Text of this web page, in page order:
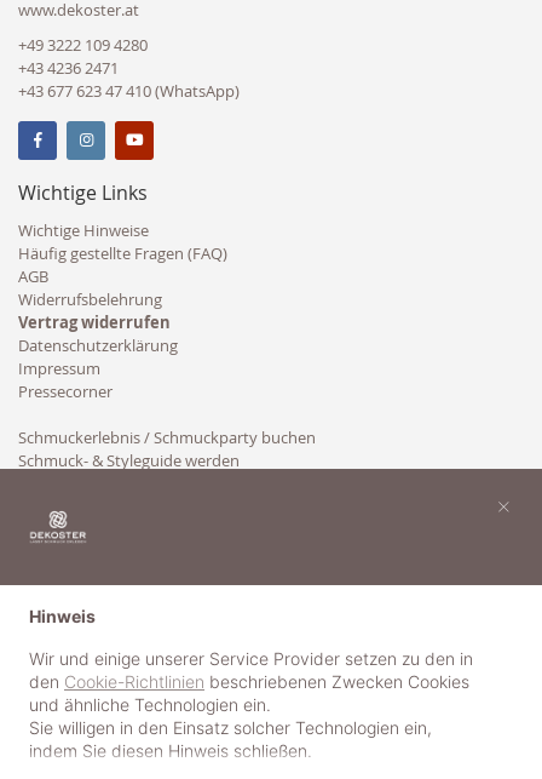
www.dekoster.at
+49 3222 109 4280
+43 4236 2471
+43 677 623 47 410 (WhatsApp)
Wichtige Links
Wichtige Hinweise
Häufig gestellte Fragen (FAQ)
AGB
Widerrufsbelehrung
Vertrag widerrufen
Datenschutzerklärung
Impressum
Pressecorner
Schmuckerlebnis / Schmuckparty buchen
Schmuck- & Styleguide werden
Hinweis
Wir und einige unserer Service Provider setzen zu den in
den Cookie-Richtlinien beschriebenen Zwecken Cookies
und ähnliche Technologien ein.
Sie willigen in den Einsatz solcher Technologien ein,
indem Sie diesen Hinweis schließen.
×